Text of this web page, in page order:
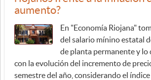
aumento?
En "Economía Riojana"
del salario mínino estatal
de planta permanente y lo
con la evolución del incremento de
semestre del año, considerando el